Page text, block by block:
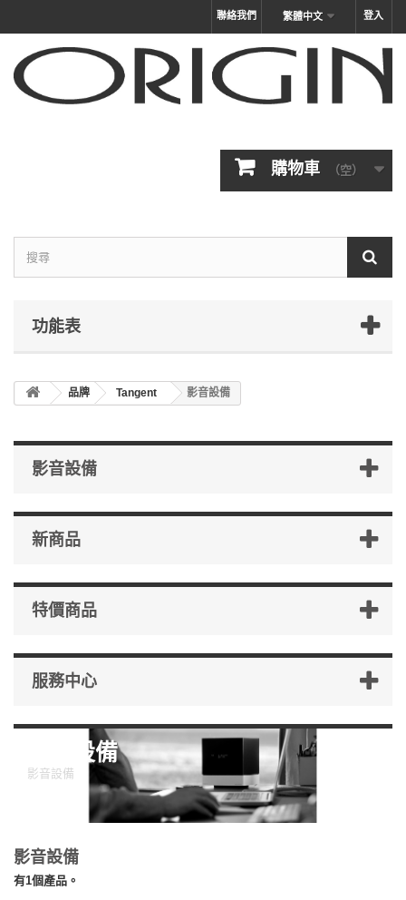
登入
繁體中文
聯絡我們
購物車 （空）
功能表
品牌 Tangent 影音設備
影音設備
新商品
特價商品
服務中心
影音設備
影音設備
影音設備
有1個產品。